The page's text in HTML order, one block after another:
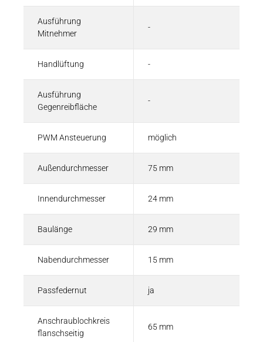
Ausführung
Mitnehmer
-
Handlüftung -
Ausführung
Gegenreibfläche
-
PWM Ansteuerung möglich
Außendurchmesser 75 mm
Innendurchmesser 24 mm
Baulänge 29 mm
Nabendurchmesser 15 mm
Passfedernut ja
Anschraublochkreis
flanschseitig
65 mm